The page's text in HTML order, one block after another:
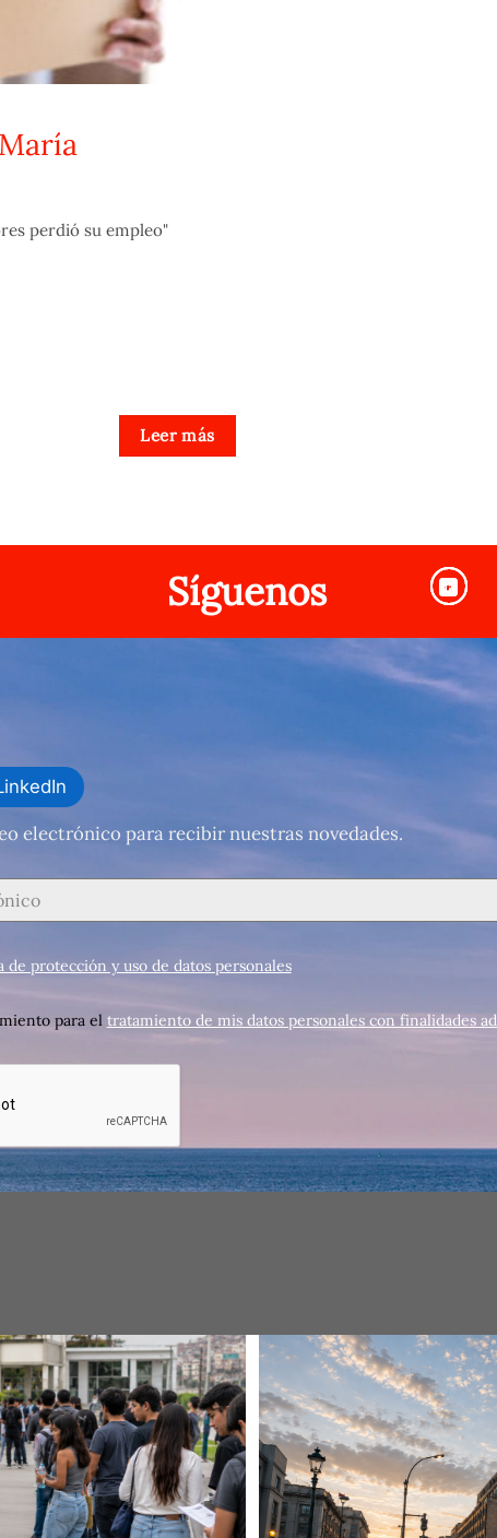
perdió su empleo"
Leer más
Síguenos
electrónico para recibir nuestras novedades.
de protección y uso de datos personales
para el tratamiento de mis datos personales con finalidades